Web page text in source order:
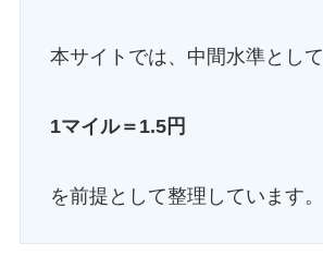
本サイトでは、中間水準として
1マイル＝1.5円
を前提として整理しています。